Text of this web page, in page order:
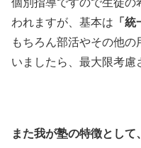
個別指導ですので生徒の
われますが、基本は 「統
もちろん部活やその他
いましたら、最大限考慮
また我が塾の特徴とし